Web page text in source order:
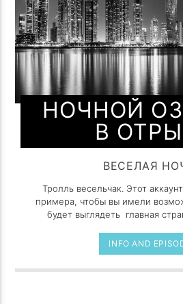
НОЧНОЙ
В
ВЕСЕЛАЯ
Тролль весельчак. Этот
примера, чтобы вы имели
будет выглядеть главная
INFO AND